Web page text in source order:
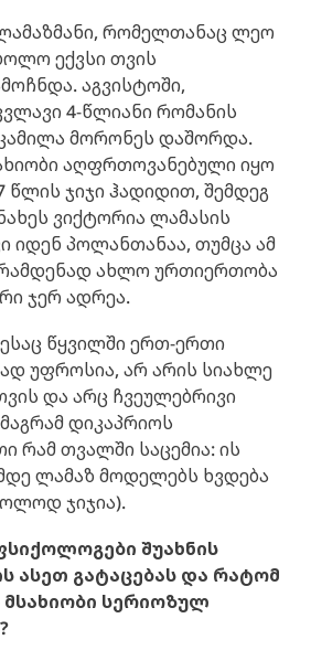
რომელთანაც ლეო
ექვსი თვის
აგვისტოში,
4-წლიანი რომანის
მორონეს დაშორდა.
აღფრთოვანებული იყო
ჯიჯი ჰადიდით, შემდეგ
ვიქტორია ლამასის
იდენ პოლანთანაა, თუმცა ამ
ახლო ურთიერთობა
ჯერ ადრეა.
წყვილში ერთ-ერთი
უფროსია, არ არის სიახლე
და არც ჩვეულებრივი
დიკაპრიოს
რამ თვალში საცემია: ის
ლამაზ მოდელებს ხვდება
ჯიჯია).
შუახნის
ასეთ გატაცებას და რატომ
მსახიობი სერიოზულ